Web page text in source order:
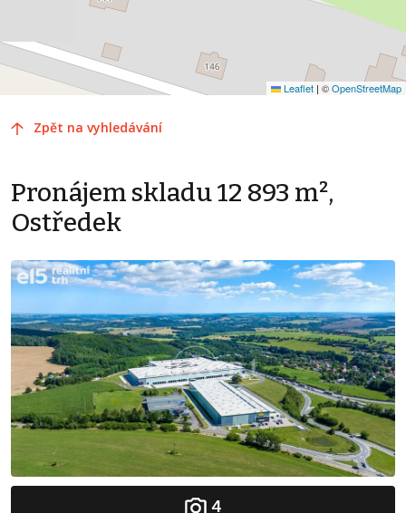
Leaflet | ©OpenStreetMap
Zpět na vyhledávání
Pronájem skladu 12 893 m²,
Ostředek
4